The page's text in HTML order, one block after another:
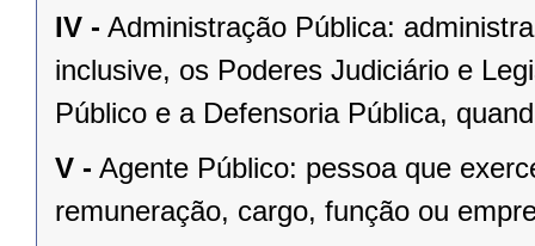
IV - Administração Pública:
inclusive, os Poderes Judiciário e
Público e a Defensoria Pública,
V - Agente Público: pessoa que
remuneração, cargo, função ou